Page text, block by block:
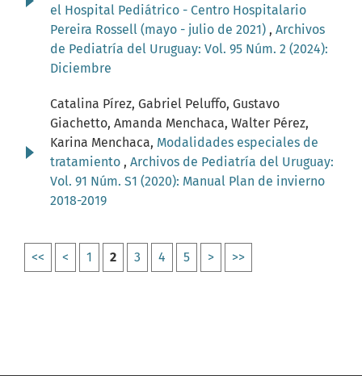
el Hospital Pediátrico - Centro Hospitalario
Pereira Rossell (mayo - julio de 2021) , Archivos
de Pediatría del Uruguay: Vol. 95 Núm. 2 (2024):
Diciembre
Catalina Pírez, Gabriel Peluffo, Gustavo
Giachetto, Amanda Menchaca, Walter Pérez,
Karina Menchaca, Modalidades especiales de
tratamiento , Archivos de Pediatría del Uruguay:
Vol. 91 Núm. S1 (2020): Manual Plan de invierno
2018-2019
<< < 1 2 3 4 5 > >>